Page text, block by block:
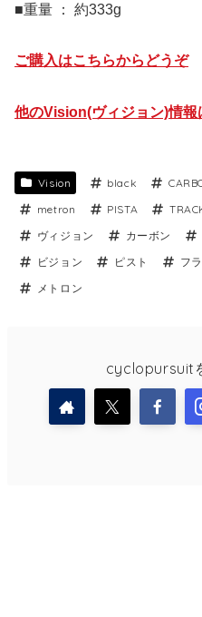
■重量 ： 約333g
ご購入はこちらからどうぞ
他のVision(ヴィジョン)情報
Vision black
metron
PISTA
ヴィジョン
カーボン
ビジョン
ピスト フ
メトロン
cyclopursuit